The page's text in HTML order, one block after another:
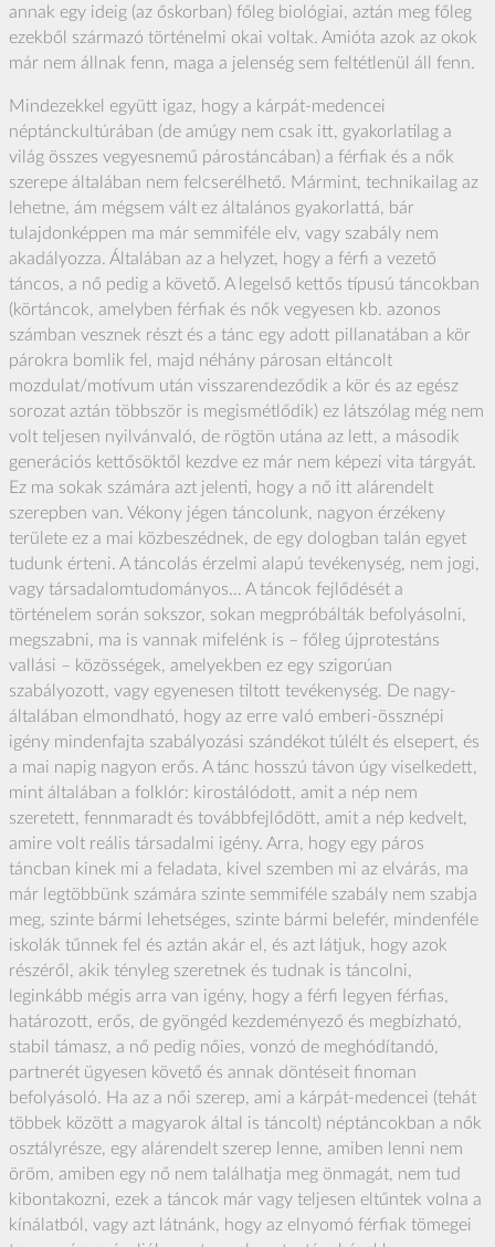
annak egy ideig (az őskorban) főleg biológiai, aztán meg főleg
ezekből származó történelmi okai voltak. Amióta azok az okok
már nem állnak fenn, maga a jelenség sem feltétlenül áll fenn.
Mindezekkel együtt igaz, hogy a kárpát-medencei
néptánckultúrában (de amúgy nem csak itt, gyakorlatilag a
világ összes vegyesnemű párostáncában) a férfiak és a nők
szerepe általában nem felcserélhető. Mármint, technikailag az
lehetne, ám mégsem vált ez általános gyakorlattá, bár
tulajdonképpen ma már semmiféle elv, vagy szabály nem
akadályozza. Általában az a helyzet, hogy a férfi a vezető
táncos, a nő pedig a követő. A legelső kettős típusú táncokban
(körtáncok, amelyben férfiak és nők vegyesen kb. azonos
számban vesznek részt és a tánc egy adott pillanatában a kör
párokra bomlik fel, majd néhány párosan eltáncolt
mozdulat/motívum után visszarendeződik a kör és az egész
sorozat aztán többször is megismétlődik) ez látszólag még nem
volt teljesen nyilvánvaló, de rögtön utána az lett, a második
generációs kettősöktől kezdve ez már nem képezi vita tárgyát.
Ez ma sokak számára azt jelenti, hogy a nő itt alárendelt
szerepben van. Vékony jégen táncolunk, nagyon érzékeny
területe ez a mai közbeszédnek, de egy dologban talán egyet
tudunk érteni. A táncolás érzelmi alapú tevékenység, nem jogi,
vagy társadalomtudományos… A táncok fejlődését a
történelem során sokszor, sokan megpróbálták befolyásolni,
megszabni, ma is vannak mifelénk is – főleg újprotestáns
vallási – közösségek, amelyekben ez egy szigorúan
szabályozott, vagy egyenesen tiltott tevékenység. De nagy-
általában elmondható, hogy az erre való emberi-össznépi
igény mindenfajta szabályozási szándékot túlélt és elsepert, és
a mai napig nagyon erős. A tánc hosszú távon úgy viselkedett,
mint általában a folklór: kirostálódott, amit a nép nem
szeretett, fennmaradt és továbbfejlődött, amit a nép kedvelt,
amire volt reális társadalmi igény. Arra, hogy egy páros
táncban kinek mi a feladata, kivel szemben mi az elvárás, ma
már legtöbbünk számára szinte semmiféle szabály nem szabja
meg, szinte bármi lehetséges, szinte bármi belefér, mindenféle
iskolák tűnnek fel és aztán akár el, és azt látjuk, hogy azok
részéről, akik tényleg szeretnek és tudnak is táncolni,
leginkább mégis arra van igény, hogy a férfi legyen férfias,
határozott, erős, de gyöngéd kezdeményező és megbízható,
stabil támasz, a nő pedig nőies, vonzó de meghódítandó,
partnerét ügyesen követő és annak döntéseit finoman
befolyásoló. Ha az a női szerep, ami a kárpát-medencei (tehát
többek között a magyarok által is táncolt) néptáncokban a nők
osztályrésze, egy alárendelt szerep lenne, amiben lenni nem
öröm, amiben egy nő nem találhatja meg önmagát, nem tud
kibontakozni, ezek a táncok már vagy teljesen eltűntek volna a
kínálatból, vagy azt látnánk, hogy az elnyomó férfiak tömegei